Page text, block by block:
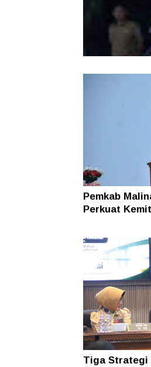
Di Tengah
Kaltara
Pemkab
Perkuat
Tiga Strategi